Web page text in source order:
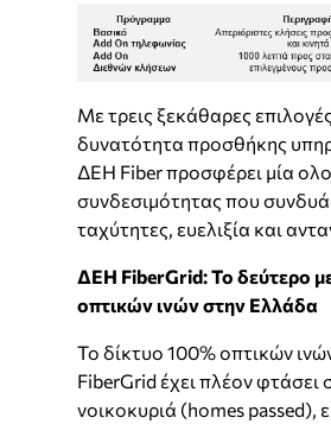
Με τρεις ξεκάθαρες
δυνατότητα προσθήκης
ΔΕΗ Fiber προσφέρει μία
συνδεσιμότητας που
ταχύτητες, ευελιξία και
ΔΕΗ FiberGrid: Το δεύτερο
οπτικών ινών στην Ελλάδα
Το δίκτυο 100% οπτικών
FiberGrid έχει πλέον φτάσει
νοικοκυριά (homes passed),